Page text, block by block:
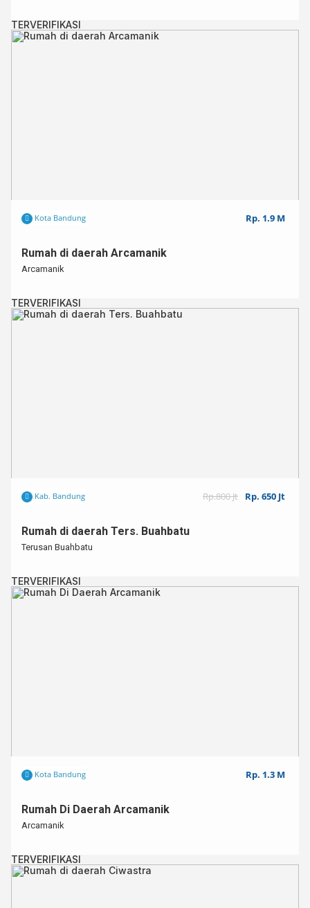
TERVERIFIKASI
Kota Bandung Rp. 1.9 M
Rumah di daerah Arcamanik
Arcamanik
TERVERIFIKASI
Kab. Bandung Rp.800 Jt Rp. 650 Jt
Rumah di daerah Ters. Buahbatu
Terusan Buahbatu
TERVERIFIKASI
Kota Bandung Rp. 1.3 M
Rumah Di Daerah Arcamanik
Arcamanik
TERVERIFIKASI